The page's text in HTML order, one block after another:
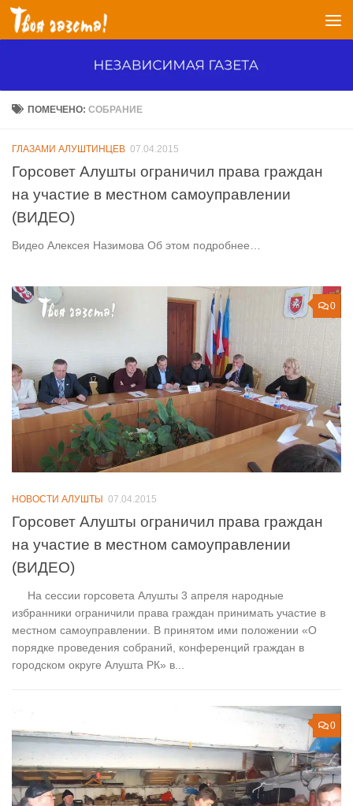
Перейти к содержимому
ПОМЕЧЕНО:СОБРАНИЕ
ГЛАЗАМИ АЛУШТИНЦЕВ 07.04.2015
Горсовет Алушты ограничил права граждан
на участие в местном самоуправлении
(ВИДЕО)
Видео Алексея Назимова Об этом подробнее…
0
НОВОСТИ АЛУШТЫ 07.04.2015
Горсовет Алушты ограничил права граждан
на участие в местном самоуправлении
(ВИДЕО)
На сессии горсовета Алушты 3 апреля народные
избранники ограничили права граждан принимать участие в
местном самоуправлении. В принятом ими положении «О
порядке проведения собраний, конференций граждан в
городском округе Алушта РК» в...
0